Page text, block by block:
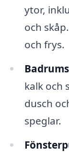
ytor,
och
och frys.
kalk och
dusch
speglar.